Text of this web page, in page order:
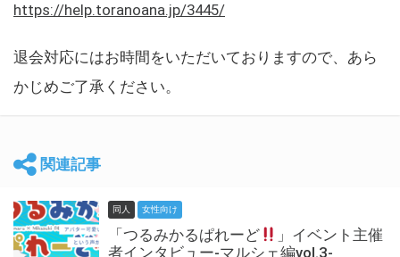
https://help.toranoana.jp/3445/
退会対応にはお時間をいただいておりますので、あら
かじめご了承ください。
関連記事
同人 女性向け
「つるみかるぱれーど
」イベント主催
者インタビュー-マルシェ編vol.3-